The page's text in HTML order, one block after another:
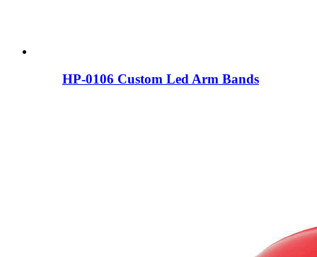
HP-0106 Custom Led Arm Bands